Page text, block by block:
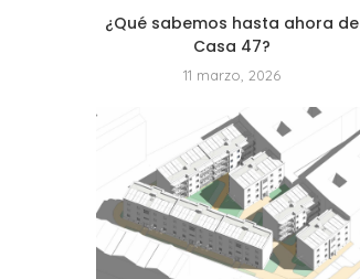
¿Qué sabemos hasta ahora de
Casa 47?
11 marzo, 2026